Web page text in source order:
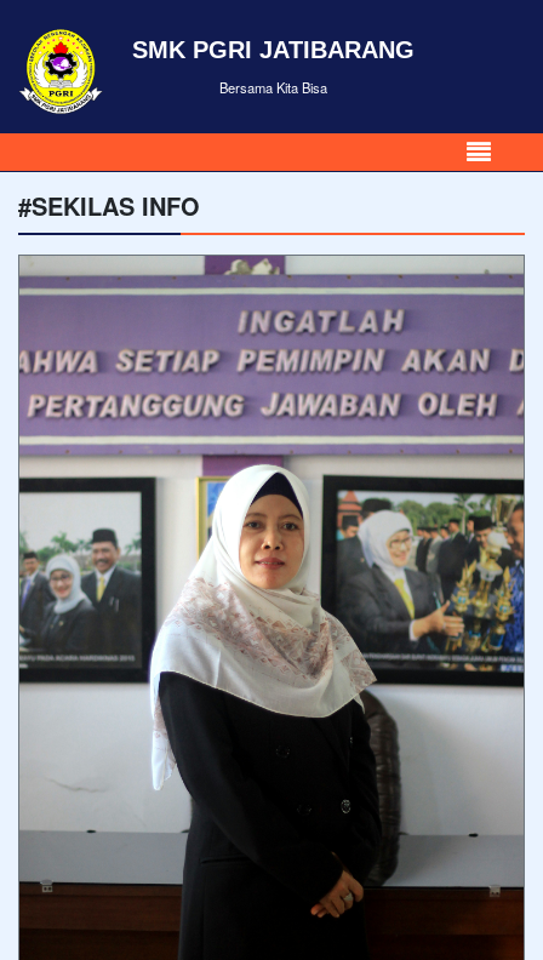
SMK PGRI JATIBARANG
Bersama Kita Bisa
#SEKILAS INFO